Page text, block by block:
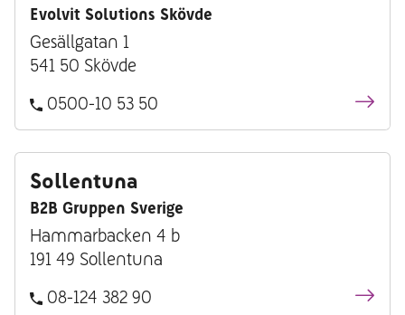
Evolvit Solutions Skövde
Gesällgatan 1
541 50 Skövde
0500-10 53 50
Sollentuna
B2B Gruppen Sverige
Hammarbacken 4 b
191 49 Sollentuna
08-124 382 90